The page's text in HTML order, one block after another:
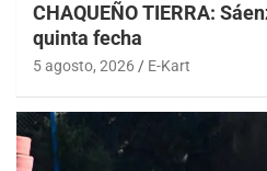
CHAQUEÑO TIERRA:
quinta fecha
5 agosto, 2026 E-Kart